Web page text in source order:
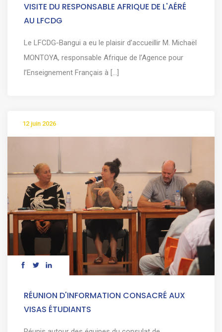
VISITE DU RESPONSABLE AFRIQUE DE L'AÉRÉ
AU LFCDG
Le LFCDG-Bangui a eu le plaisir d’accueillir M. Michaël
MONTOYA, responsable Afrique de l’Agence pour
l’Enseignement Français à [...]
12 juin 2026
RÉUNION D'INFORMATION CONSACRÉ AUX
VISAS ÉTUDIANTS